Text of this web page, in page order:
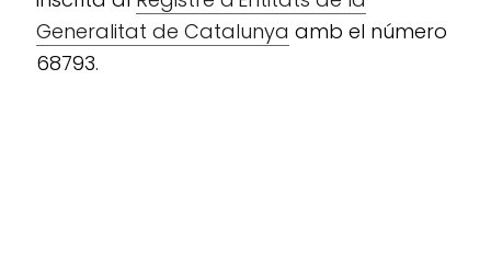
Generalitat de Catalunya amb el número
68793.